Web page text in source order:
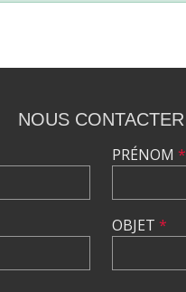
NOUS CONTACTER
PRÉNOM *
OBJET *